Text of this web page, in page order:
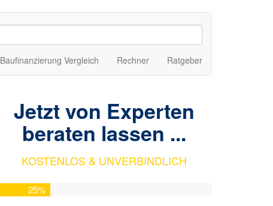
Baufinanzierung Vergleich Rechner Ratgeber
Jetzt von Experten
beraten lassen ...
KOSTENLOS & UNVERBINDLICH
25%